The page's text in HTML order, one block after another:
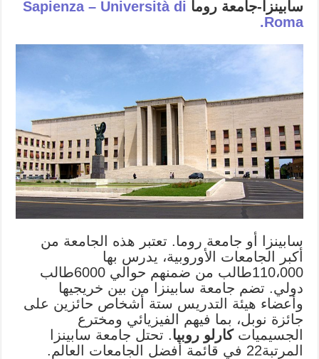
سابينزا-جامعة روما Sapienza – Università di
Roma.
سابينزا أو جامعة روما. تعتبر هذه الجامعة من
أكبر الجامعات الأوروبية، يدرس بها
110،000طالب من ضمنهم حوالي 6000طالب
دولي. تضم جامعة سابينزا من بين خريجيها
وأعضاء هيئة التدريس ستة أشخاص حائزين على
جائزة نوبل، بما فيهم الفيزيائي ومخترع
الجسيمياتكارلو روبيا. تحتل جامعة سابينزا
المرتبة22 في قائمة أفضل الجامعات العالم.